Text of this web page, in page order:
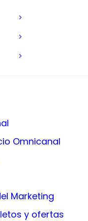
Omnicanal
Marketing
y ofertas